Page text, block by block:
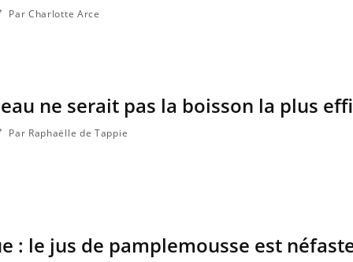
Par Charlotte Arce
ne serait pas la boisson la plus
Par Raphaëlle de Tappie
: le jus de pamplemousse est
La sieste empêche-t-elle de
Pourquoi votre ventre